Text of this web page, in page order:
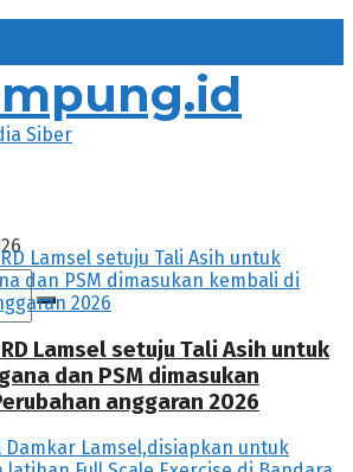
Siber
Lamsel setuju Tali Asih untuk
dan PSM dimasukan
anggaran 2026